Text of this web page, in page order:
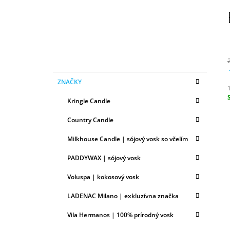
kategórie
K
AZNAČKY
Kringle Candle
Country Candle
Milkhouse Candle | sójový vosk so včelím
PADDYWAX | sójový vosk
Voluspa | kokosový vosk
LADENAC Milano | exkluzívna značka
Vila Hermanos | 100% prírodný vosk